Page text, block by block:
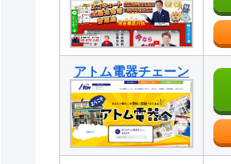
アトム電器チェーン